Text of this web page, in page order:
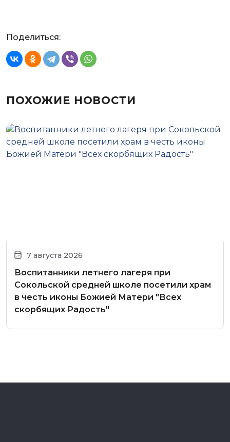
Поделиться:
ПОХОЖИЕ НОВОСТИ
7 августа 2026
Воспитанники летнего лагеря при
Сокольской средней школе посетили храм
в честь иконы Божией Матери "Всех
скорбящих Радость"